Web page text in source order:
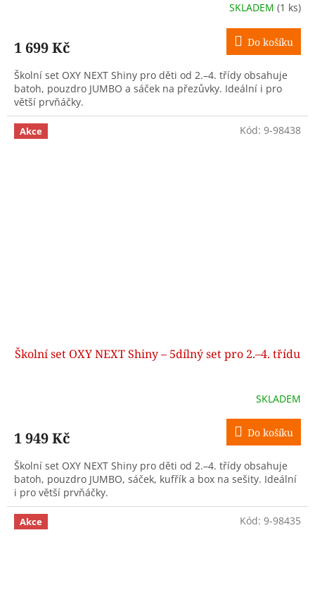
SKLADEM (1 ks)
1 699 Kč Do košíku
Školní set OXY NEXT Shiny pro děti od 2.–4. třídy obsahuje
batoh, pouzdro JUMBO a sáček na přezůvky. Ideální i pro
větší prvňáčky.
Akce
Školní set OXY NEXT Shiny – 5dílný set pro 2.–4. třídu
SKLADEM
1 949 Kč Do košíku
Školní set OXY NEXT Shiny pro děti od 2.–4. třídy obsahuje
batoh, pouzdro JUMBO, sáček, kufřík a box na sešity. Ideální
i pro větší prvňáčky.
Kód: 9-98438
Akce Kód: 9-98435